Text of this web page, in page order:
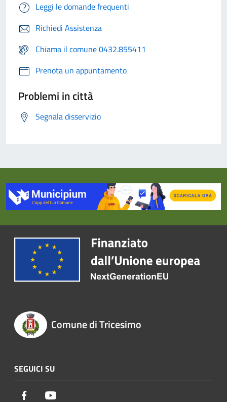
Leggi le domande frequenti
Richiedi Assistenza
Chiama il comune 0432.855411
Prenota un appuntamento
Problemi in città
Segnala disservizio
Comune di Tricesimo
SEGUICI SU
Facebook